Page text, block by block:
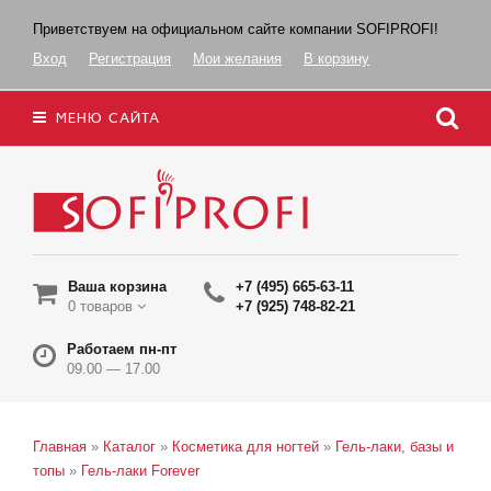
Приветствуем на официальном сайте компании SOFIPROFI!
Вход
Регистрация Мои желания В корзину
МЕНЮ САЙТА
Ваша корзина
0 товаров
+7 (495) 665-63-11
+7 (925) 748-82-21
Работаем пн-пт
09.00 — 17.00
Главная » Каталог » Косметика для ногтей » Гель-лаки, базы и
топы » Гель-лаки Forever